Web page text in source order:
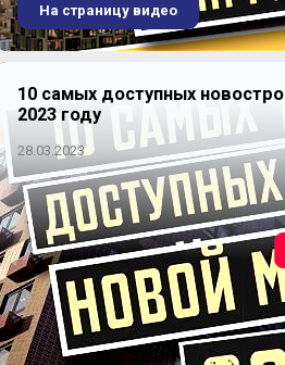
На страницу видео
10 самых доступных
2023 году
28.03.2023